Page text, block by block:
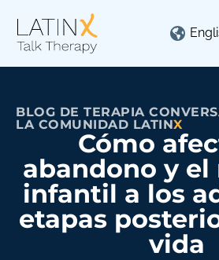
BLOG DE TERAPIA
LA COMUNIDAD LATINX
Cómo
abandono y
infantil a los
etapas
vida